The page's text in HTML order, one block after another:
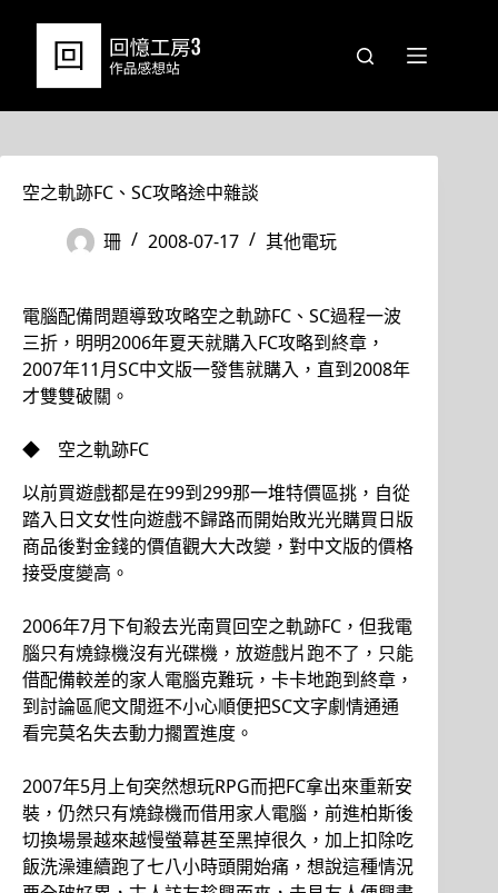
空之軌跡FC、SC攻略途中雜談
珊
2008-07-17 其他電玩
電腦配備問題導致攻略空之軌跡FC、SC過程一波
三折，明明2006年夏天就購入FC攻略到終章，
2007年11月SC中文版一發售就購入，直到2008年
才雙雙破關。
◆ 空之軌跡FC
以前買遊戲都是在99到299那一堆特價區挑，自從
踏入日文女性向遊戲不歸路而開始敗光光購買日版
商品後對金錢的價值觀大大改變，對中文版的價格
接受度變高。
2006年7月下旬殺去光南買回空之軌跡FC，但我電
腦只有燒錄機沒有光碟機，放遊戲片跑不了，只能
借配備較差的家人電腦克難玩，卡卡地跑到終章，
到討論區爬文閒逛不小心順便把SC文字劇情通通
看完莫名失去動力擱置進度。
2007年5月上旬突然想玩RPG而把FC拿出來重新安
裝，仍然只有燒錄機而借用家人電腦，前進柏斯後
切換場景越來越慢螢幕甚至黑掉很久，加上扣除吃
飯洗澡連續跑了七八小時頭開始痛，想說這種情況